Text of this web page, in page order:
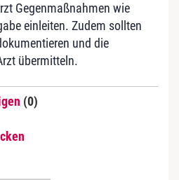
Gegenmaßnahmen wie
einleiten. Zudem sollten
und die
übermitteln.
(0)